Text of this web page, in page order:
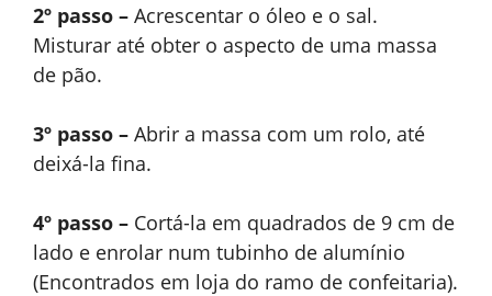
2º passo – Acrescentar o óleo e o sal.
Misturar até obter o aspecto de uma massa
de pão.
3º passo – Abrir a massa com um rolo, até
deixá-la fina.
4º passo – Cortá-la em quadrados de 9 cm de
lado e enrolar num tubinho de alumínio
(Encontrados em loja do ramo de confeitaria).